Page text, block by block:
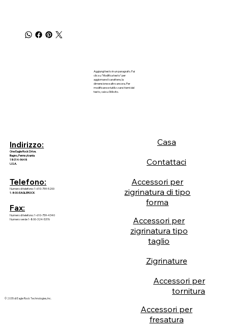
Aggiungi testo in un paragrafo. Fai
clic su "Modifica testo" per
aggiornare il carattere, la
dimensione e altro ancora. Per
modificare e riutilizzare i temi del
testo, vai su Stili sito.
Indirizzo:
One Eagle Rock Drive.
Bagno, Pennsylvania
18014-9648
U.S.A.
Telefono:
Numero di telefono: 1-610-759-5200
1-800-EAGLEROCK
Fax:
Numero di telefono: 1-610-759-4340
Numero verde 1-800-324-5376
© 2035 di Eagle Rock Technologies, Inc.
Casa
Contattaci
Accessori per
zigrinatura di tipo
forma
Accessori per
zigrinatura tipo
taglio
Zigrinature
Accessori per
tornitura
Accessori per
fresatura